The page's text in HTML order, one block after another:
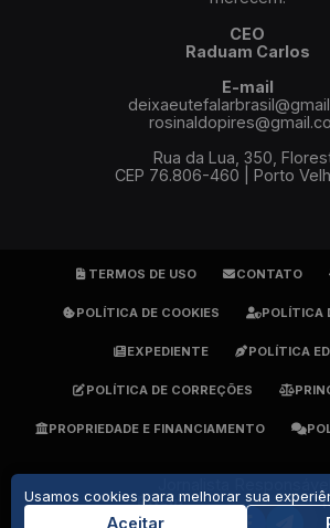
CEO
Raduam Carlos
E-mail
Rua da Lua, 350,
CEP 76.806-460 | Porto
TERMOS DE USO CONTATO
POLÍTICA DE COOKIES POLÍTICA
EXPEDIENTE POLÍTICA
POLÍTICA DE CORREÇÕES
PROPRIEDADE E FINANCIAMENTO
Rosinaldo Pires - DRT
Usamos cookies para melhorar sua
Aceitar